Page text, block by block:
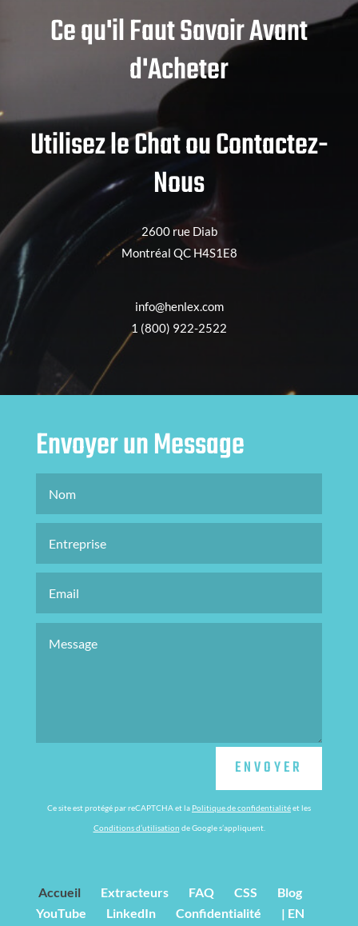
Ce qu'il Faut Savoir Avant
d'Acheter
Utilisez le Chat ou Contactez-
Nous
2600 rue Diab
Montréal QC H4S1E8
info@henlex.com
1 (800) 922-2522
Envoyer un Message
ENVOYER
Ce site est protégé par reCAPTCHA et la Politique de confidentialitéet les
Conditions d’utilisation de Google s’appliquent.
Accueil Extracteurs FAQ CSS
Blog
YouTube
LinkedIn Confidentialité | EN